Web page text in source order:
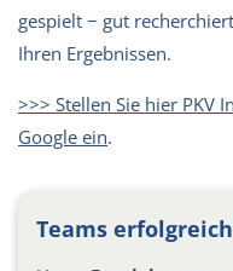
gespielt − gut
Ihren Ergebnissen.
>>> Stellen Sie hier PKV
Google ein.
Teams